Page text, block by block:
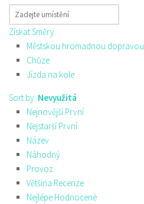
Získat Směry
Městskou hromadnou dopravou
Chůze
Jízda na kole
Sort by: Nevyužitá
Nejnovější První
Nejstarší První
Název
Náhodný
Provoz
Většina Recenze
Nejlépe Hodnocené